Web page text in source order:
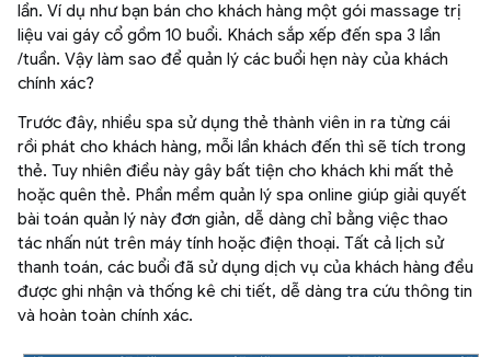
lần. Ví dụ như bạn bán cho khách hàng một gói massage trị
liệu vai gáy cổ gồm 10 buổi. Khách sắp xếp đến spa 3 lần
/tuần. Vậy làm sao để quản lý các buổi hẹn này của khách
chính xác?
Trước đây, nhiều spa sử dụng thẻ thành viên in ra từng cái
rồi phát cho khách hàng, mỗi lần khách đến thì sẽ tích trong
thẻ. Tuy nhiên điều này gây bất tiện cho khách khi mất thẻ
hoặc quên thẻ. Phần mềm quản lý spa online giúp giải quyết
bài toán quản lý này đơn giản, dễ dàng chỉ bằng việc thao
tác nhấn nút trên máy tính hoặc điện thoại. Tất cả lịch sử
thanh toán, các buổi đã sử dụng dịch vụ của khách hàng đều
được ghi nhận và thống kê chi tiết, dễ dàng tra cứu thông tin
và hoàn toàn chính xác.